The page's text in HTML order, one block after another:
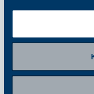
Anna proov